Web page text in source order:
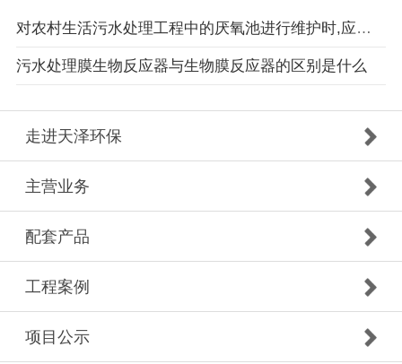
对农村生活污水处理工程中的厌氧池进行维护时,应注意哪些事项
污水处理膜生物反应器与生物膜反应器的区别是什么
走进天泽环保
主营业务
配套产品
工程案例
项目公示